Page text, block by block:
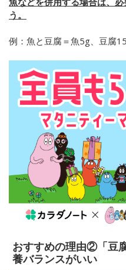
う。
例：魚と豆腐＝魚5g、豆腐
おすすめの理由②「豆
養バランスがいい